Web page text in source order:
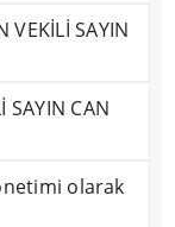
VEKİLİ SAYIN
SAYIN CAN
olarak